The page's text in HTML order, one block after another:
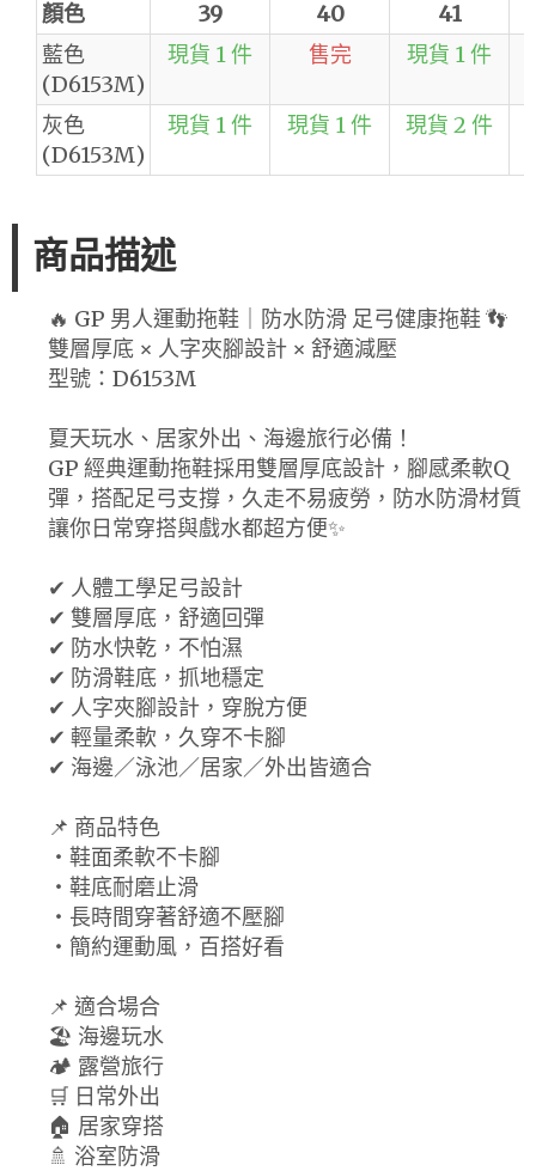
顏色 39 40
41
藍色
(D6153M)
現貨 1 件 售完 現貨 1 件
灰色
(D6153M)
現貨 1 件 現貨 1 件 現貨 2 件
商品描述
🔥 GP 男人運動拖鞋｜防水防滑 足弓健康拖鞋 👣
雙層厚底 × 人字夾腳設計 × 舒適減壓
型號：D6153M
夏天玩水、居家外出、海邊旅行必備！
GP 經典運動拖鞋採用雙層厚底設計，腳感柔軟Q
彈，搭配足弓支撐，久走不易疲勞，防水防滑材質
讓你日常穿搭與戲水都超方便✨
✔ 人體工學足弓設計
✔ 雙層厚底，舒適回彈
✔ 防水快乾，不怕濕
✔ 防滑鞋底，抓地穩定
✔ 人字夾腳設計，穿脫方便
✔ 輕量柔軟，久穿不卡腳
✔ 海邊／泳池／居家／外出皆適合
📌 商品特色
・鞋面柔軟不卡腳
・鞋底耐磨止滑
・長時間穿著舒適不壓腳
・簡約運動風，百搭好看
📌 適合場合
🏖 海邊玩水
🏕 露營旅行
🛒 日常外出
🏠 居家穿搭
🚿 浴室防滑